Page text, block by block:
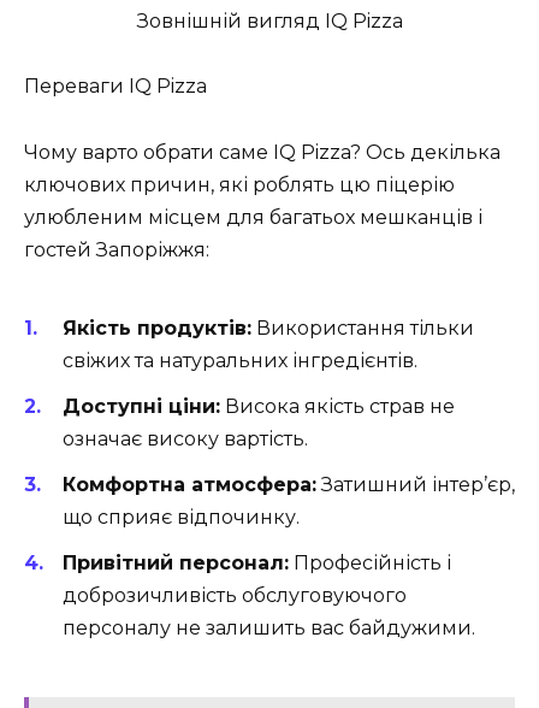
Зовнішній вигляд IQ Pizza
Переваги IQ Pizza
Чому варто обрати саме IQ Pizza? Ось декілька
ключових причин, які роблять цю піцерію
улюбленим місцем для багатьох мешканців і
гостей Запоріжжя:
Якість продуктів: Використання тільки
свіжих та натуральних інгредієнтів.
Доступні ціни: Висока якість страв не
означає високу вартість.
Комфортна атмосфера:Затишний інтер’єр,
що сприяє відпочинку.
Привітний персонал: Професійність і
доброзичливість обслуговуючого
персоналу не залишить вас байдужими.